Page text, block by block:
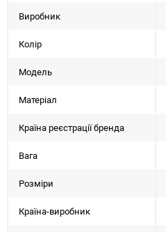
Виробник
Колір
Модель
Матеріал
Країна реєстрації бренда
Вага
Розміри
Країна-виробник